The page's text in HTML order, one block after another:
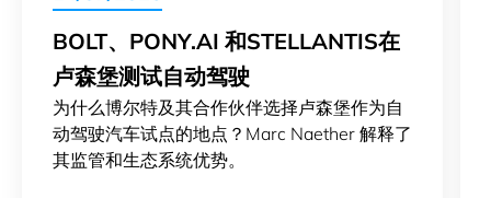
BOLT、PONY.AI 和STELLANTIS在
卢森堡测试自动驾驶
为什么博尔特及其合作伙伴选择卢森堡作为自
动驾驶汽车试点的地点？Marc Naether 解释了
其监管和生态系统优势。